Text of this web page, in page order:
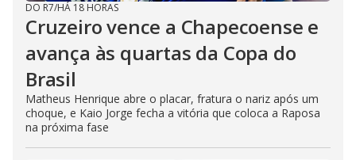
DO R7/HÁ 18 HORAS
Cruzeiro vence a Chapecoense e
avança às quartas da Copa do
Brasil
Matheus Henrique abre o placar, fratura o nariz após um
choque, e Kaio Jorge fecha a vitória que coloca a Raposa
na próxima fase